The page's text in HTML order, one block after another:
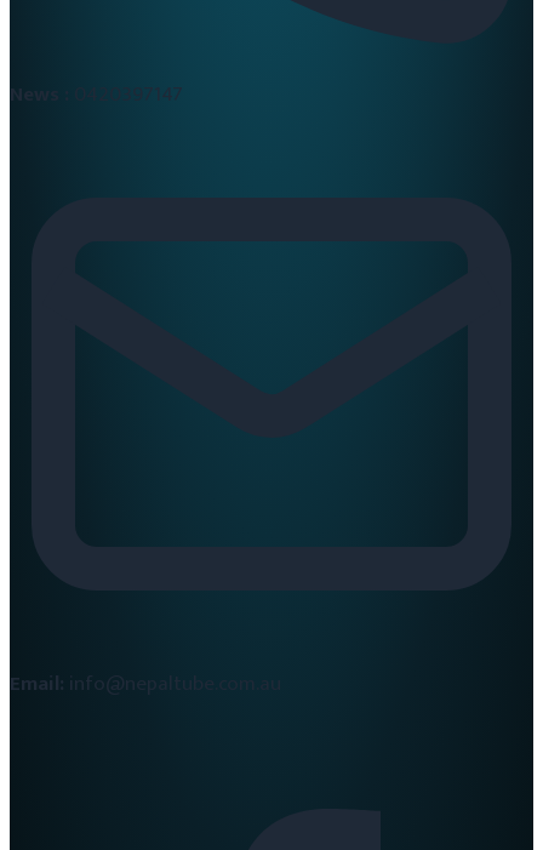
Email: